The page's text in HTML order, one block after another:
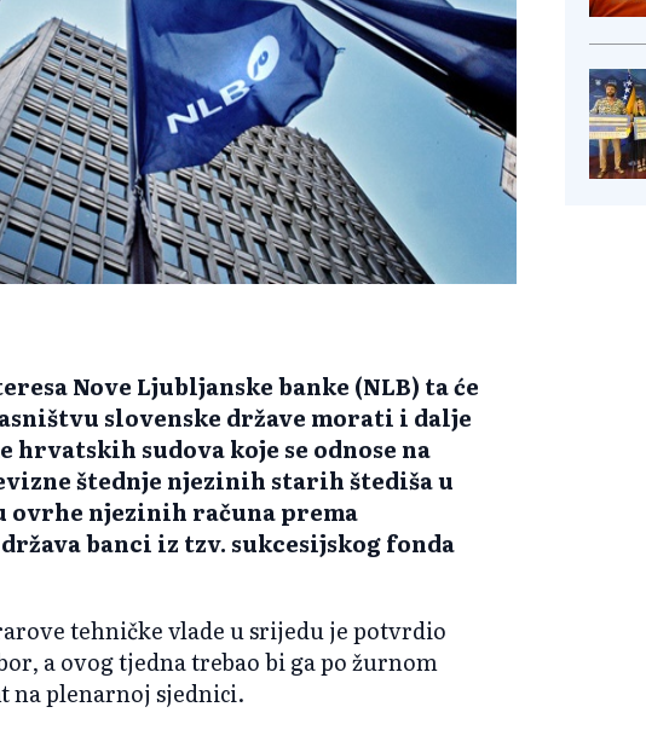
Nove Ljubljanske banke (NLB) ta će
slovenske države morati i dalje
hrvatskih sudova koje se odnose na
štednje njezinih starih štediša u
ovrhe njezinih računa prema
banci iz tzv. sukcesijskog fonda
tehničke vlade u srijedu je potvrdio
a ovog tjedna trebao bi ga po žurnom
plenarnoj sjednici.